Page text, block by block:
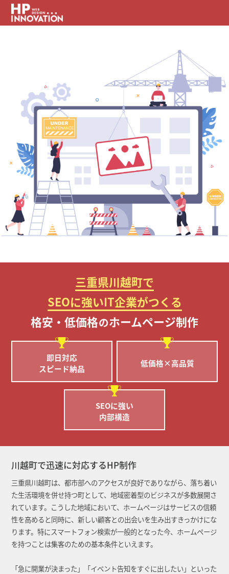
三重県川越町で
SEOに強いIT企業がつくる
格安・低価格のホームページ制作
即日対応
スピード納品
低価格×高品質
SEOに強い
内部構造
川越町で迅速に対応するHP制作
三重県川越町は、都市部へのアクセスが良好でありながら、落ち着い
た生活環境を併せ持つ町として、地域密着型のビジネスが多数展開さ
れています。こうした地域において、ホームページはサービスの信頼
性を高めると同時に、新しい顧客との出会いを生み出すきっかけにな
ります。特にスマートフォン検索が一般的となった今、ホームページ
を持つことは集客のための基本条件といえます。
「急に開業が決まった」「イベント告知をすぐに出したい」といった